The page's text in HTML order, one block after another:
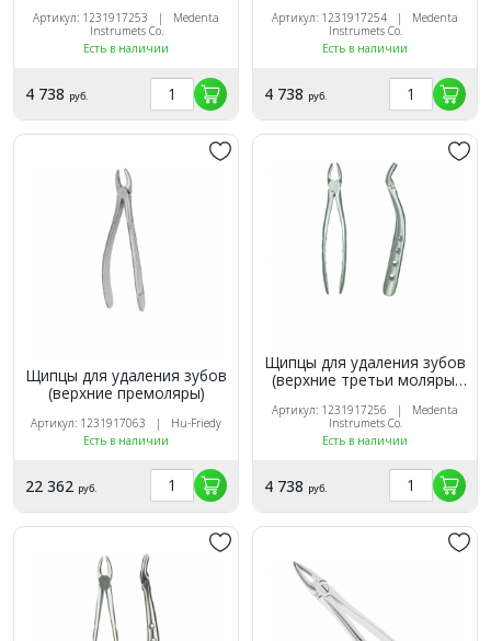
Артикул: 1231917253 | Medenta
Instrumets Co.
Есть в наличии
4 738 руб.
Артикул: 1231917254 | Medenta
Instrumets Co.
Есть в наличии
4 738 руб.
Щипцы для удаления зубов
(верхние премоляры)
Артикул: 1231917063 | Hu-Friedy
Есть в наличии
22 362 руб.
Щипцы для удаления зубов
(верхние третьи моляры,
Артикул: 1231917256 | Medenta
Instrumets Co.
Есть в наличии
4 738 руб.